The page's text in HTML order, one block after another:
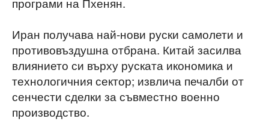
Иран получава най-нови руски самолети и
противовъздушна отбрана. Китай засилва
влиянието си върху руската икономика и
технологичния сектор; извлича печалби от
сенчести сделки за съвместно военно
производство.